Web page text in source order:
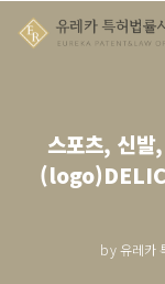
스포츠, 신
by 유레카